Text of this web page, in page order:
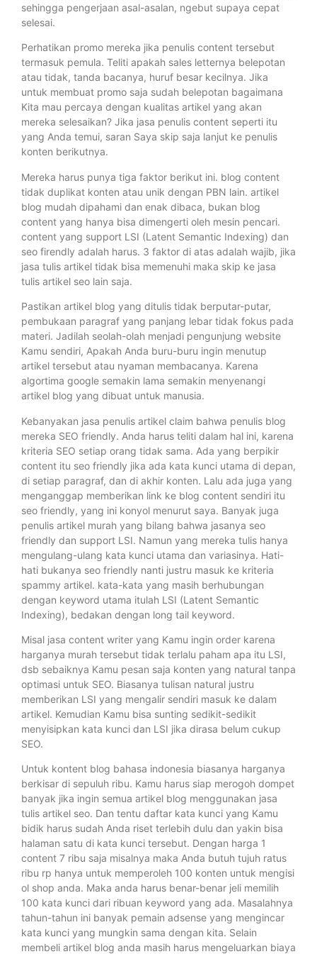
sehingga pengerjaan asal-asalan, ngebut supaya cepat
selesai.
Perhatikan promo mereka jika penulis content tersebut
termasuk pemula. Teliti apakah sales letternya belepotan
atau tidak, tanda bacanya, huruf besar kecilnya. Jika
untuk membuat promo saja sudah belepotan bagaimana
Kita mau percaya dengan kualitas artikel yang akan
mereka selesaikan? Jika jasa penulis content seperti itu
yang Anda temui, saran Saya skip saja lanjut ke penulis
konten berikutnya.
Mereka harus punya tiga faktor berikut ini. blog content
tidak duplikat konten atau unik dengan PBN lain. artikel
blog mudah dipahami dan enak dibaca, bukan blog
content yang hanya bisa dimengerti oleh mesin pencari.
content yang support LSI (Latent Semantic Indexing) dan
seo firendly adalah harus. 3 faktor di atas adalah wajib, jika
jasa tulis artikel tidak bisa memenuhi maka skip ke jasa
tulis artikel seo lain saja.
Pastikan artikel blog yang ditulis tidak berputar-putar,
pembukaan paragraf yang panjang lebar tidak fokus pada
materi. Jadilah seolah-olah menjadi pengunjung website
Kamu sendiri, Apakah Anda buru-buru ingin menutup
artikel tersebut atau nyaman membacanya. Karena
algortima google semakin lama semakin menyenangi
artikel blog yang dibuat untuk manusia.
Kebanyakan jasa penulis artikel claim bahwa penulis blog
mereka SEO friendly. Anda harus teliti dalam hal ini, karena
kriteria SEO setiap orang tidak sama. Ada yang berpikir
content itu seo friendly jika ada kata kunci utama di depan,
di setiap paragraf, dan di akhir konten. Lalu ada juga yang
menganggap memberikan link ke blog content sendiri itu
seo friendly, yang ini konyol menurut saya. Banyak juga
penulis artikel murah yang bilang bahwa jasanya seo
friendly dan support LSI. Namun yang mereka tulis hanya
mengulang-ulang kata kunci utama dan variasinya. Hati-
hati bukanya seo friendly nanti justru masuk ke kriteria
spammy artikel. kata-kata yang masih berhubungan
dengan keyword utama itulah LSI (Latent Semantic
Indexing), bedakan dengan long tail keyword.
Misal jasa content writer yang Kamu ingin order karena
harganya murah tersebut tidak terlalu paham apa itu LSI,
dsb sebaiknya Kamu pesan saja konten yang natural tanpa
optimasi untuk SEO. Biasanya tulisan natural justru
memberikan LSI yang mengalir sendiri masuk ke dalam
artikel. Kemudian Kamu bisa sunting sedikit-sedikit
menyisipkan kata kunci dan LSI jika dirasa belum cukup
SEO.
Untuk kontent blog bahasa indonesia biasanya harganya
berkisar di sepuluh ribu. Kamu harus siap merogoh dompet
banyak jika ingin semua artikel blog menggunakan jasa
tulis artikel seo. Dan tentu daftar kata kunci yang Kamu
bidik harus sudah Anda riset terlebih dulu dan yakin bisa
halaman satu di kata kunci tersebut. Dengan harga 1
content 7 ribu saja misalnya maka Anda butuh tujuh ratus
ribu rp hanya untuk memperoleh 100 konten untuk mengisi
ol shop anda. Maka anda harus benar-benar jeli memilih
100 kata kunci dari ribuan keyword yang ada. Masalahnya
tahun-tahun ini banyak pemain adsense yang mengincar
kata kunci yang mungkin sama dengan kita. Selain
membeli artikel blog anda masih harus mengeluarkan biaya